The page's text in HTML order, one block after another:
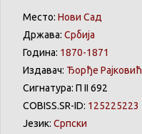
Место: Нови Сад
Држава: Србија
Година: 1870-1871
Издавач: Ђорђе Рајковић
Сигнатура: П II 692
COBISS.SR-ID: 125225223
Језик: Српски